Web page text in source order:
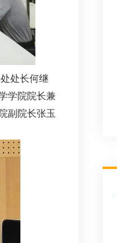
处长何继
学院院长兼
副院长张玉